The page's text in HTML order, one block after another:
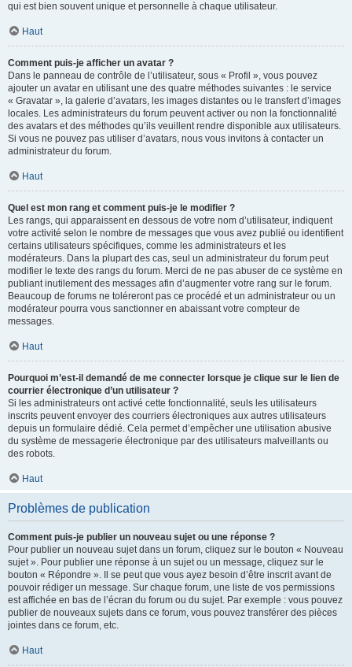
qui est bien souvent unique et personnelle à chaque utilisateur.
Haut
Comment puis-je afficher un avatar ?
Dans le panneau de contrôle de l’utilisateur, sous « Profil », vous pouvez
ajouter un avatar en utilisant une des quatre méthodes suivantes : le service
« Gravatar », la galerie d’avatars, les images distantes ou le transfert d’images
locales. Les administrateurs du forum peuvent activer ou non la fonctionnalité
des avatars et des méthodes qu’ils veuillent rendre disponible aux utilisateurs.
Si vous ne pouvez pas utiliser d’avatars, nous vous invitons à contacter un
administrateur du forum.
Haut
Quel est mon rang et comment puis-je le modifier ?
Les rangs, qui apparaissent en dessous de votre nom d’utilisateur, indiquent
votre activité selon le nombre de messages que vous avez publié ou identifient
certains utilisateurs spécifiques, comme les administrateurs et les
modérateurs. Dans la plupart des cas, seul un administrateur du forum peut
modifier le texte des rangs du forum. Merci de ne pas abuser de ce système en
publiant inutilement des messages afin d’augmenter votre rang sur le forum.
Beaucoup de forums ne toléreront pas ce procédé et un administrateur ou un
modérateur pourra vous sanctionner en abaissant votre compteur de
messages.
Haut
Pourquoi m’est-il demandé de me connecter lorsque je clique sur le lien de
courrier électronique d’un utilisateur ?
Si les administrateurs ont activé cette fonctionnalité, seuls les utilisateurs
inscrits peuvent envoyer des courriers électroniques aux autres utilisateurs
depuis un formulaire dédié. Cela permet d’empêcher une utilisation abusive
du système de messagerie électronique par des utilisateurs malveillants ou
des robots.
Haut
Problèmes de publication
Comment puis-je publier un nouveau sujet ou une réponse ?
Pour publier un nouveau sujet dans un forum, cliquez sur le bouton « Nouveau
sujet ». Pour publier une réponse à un sujet ou un message, cliquez sur le
bouton « Répondre ». Il se peut que vous ayez besoin d’être inscrit avant de
pouvoir rédiger un message. Sur chaque forum, une liste de vos permissions
est affichée en bas de l’écran du forum ou du sujet. Par exemple : vous pouvez
publier de nouveaux sujets dans ce forum, vous pouvez transférer des pièces
jointes dans ce forum, etc.
Haut